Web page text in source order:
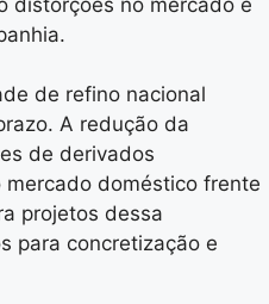
de refino nacional
A redução da
de derivados
doméstico frente
projetos dessa
para concretização e